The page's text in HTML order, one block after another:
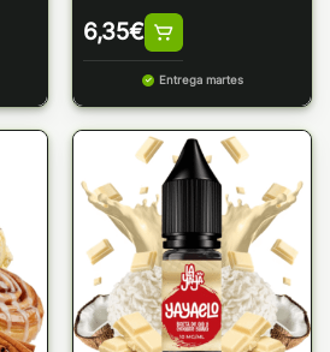
6,35€
Entrega martes